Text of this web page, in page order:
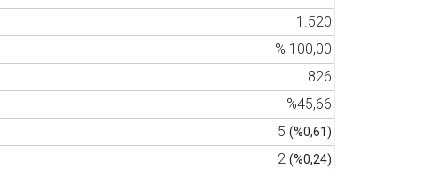
1.520
% 100,00
826
%45,66
5 (%0,61)
2 (%0,24)